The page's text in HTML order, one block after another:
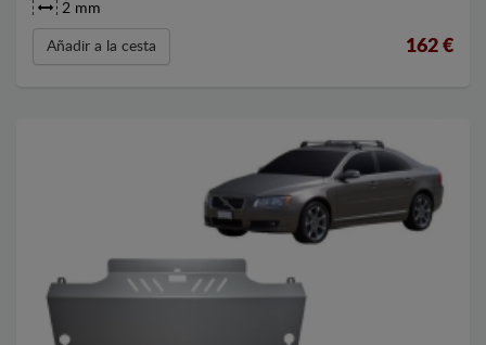
2 mm
Añadir a la cesta 162 €